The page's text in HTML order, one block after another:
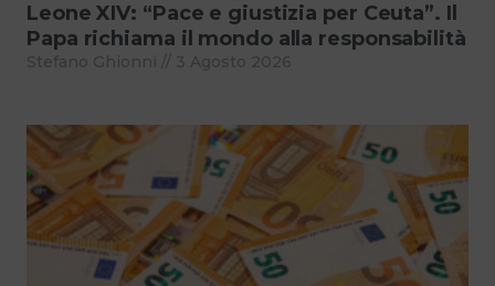
Leone XIV: “Pace e giustizia per Ceuta”. Il
Papa richiama il mondo alla responsabilità
Stefano Ghionni 3 Agosto 2026